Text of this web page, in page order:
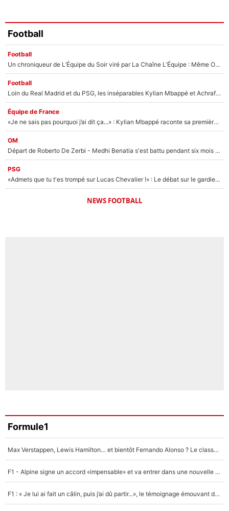
Football
Football
Un chroniqueur de L’Équipe du Soir viré par La Chaîne L’Équipe : Même Olivier Ménard n’avait pas pu empêcher son départ, «je l’ai appris sur Twitter, je l’ai vécu assez mal»
Football
Loin du Real Madrid et du PSG, les inséparables Kylian Mbappé et Achraf Hakimi changent d'équipe le temps d'une journée !
Équipe de France
«Je ne sais pas pourquoi j’ai dit ça...» : Kylian Mbappé raconte sa première rencontre avec Zinédine Zidane (et c’est très drôle)
OM
Départ de Roberto De Zerbi - Medhi Benatia s'est battu pendant six mois pour le retenir à l'OM, le PSG a été le naufrage de trop : «Je pars avec toi»
PSG
«Admets que tu t'es trompé sur Lucas Chevalier !» : Le débat sur le gardien du PSG vire au clash à l'After Foot
NEWS FOOTBALL
Formule1
Max Verstappen, Lewis Hamilton… et bientôt Fernando Alonso ? Le classement des pilotes les mieux payés en Formule 1 risque de changer !
F1 - Alpine signe un accord «impensable» et va entrer dans une nouvelle dimension : Grande nouvelle pour Pierre Gasly !
F1 : « Je lui ai fait un câlin, puis j’ai dû partir...», le témoignage émouvant de Max Verstappen sur sa fille